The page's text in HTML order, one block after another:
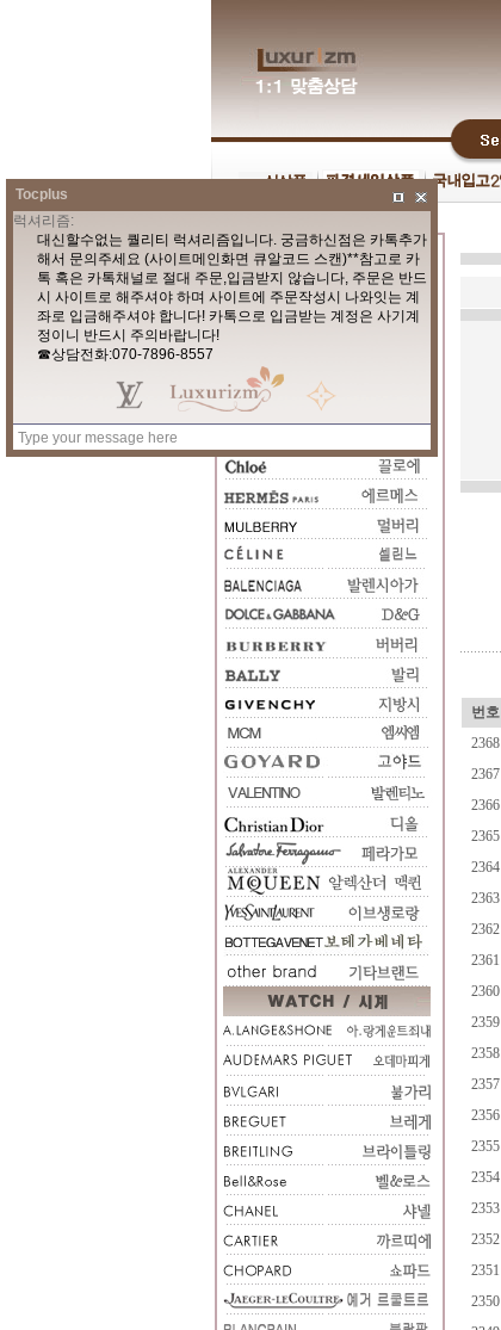
번호
2368
2367
2366
2365
2364
2363
2362
2361
2360
2359
2358
2357
2356
2355
2354
2353
2352
2351
2350
Tocplus